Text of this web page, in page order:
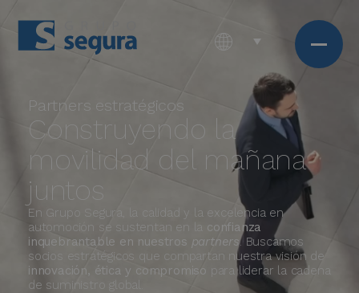
Partners estratégicos
Construyendo la
movilidad del mañana
juntos
En Grupo Segura, la calidad y la excelencia en
automoción se sustentan en la confianza
inquebrantable en nuestros partners. Buscamos
socios estratégicos que compartan nuestra visión de
innovación, ética y compromiso para liderar la cadena
de suministro global.